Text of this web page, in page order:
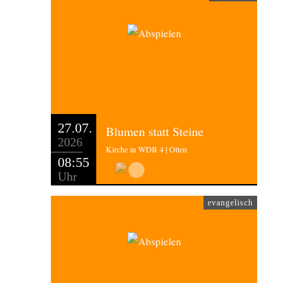
27.07.
2026
08:55
Uhr
Blumen statt Steine
Kirche in WDR 4 | Otten
evangelisch